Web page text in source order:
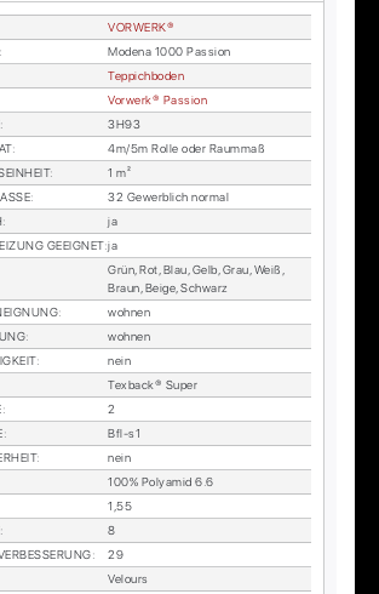
VOR­WER­K®
:
Mo­de­na 1000 Pas­si­on
Tep­pich­bo­den
Vor­wer­k® Pas­si­on
:
3H93
:
4m/5m Rol­le oder Raum­maß
:
1 m²
:
32 Ge­werb­lich nor­mal
:
ja
GE­EIG­NET:ja
Grün, Rot, Blau, Gelb, Grau, Weiß,
Braun, Beige, Schwarz
:
woh­nen
:
woh­nen
:
nein
Tex­back® Su­per
:
2
:
Bfl-s1
:
nein
100% Po­ly­amid 6.6
1,55
:
8
:
29
Ve­lours